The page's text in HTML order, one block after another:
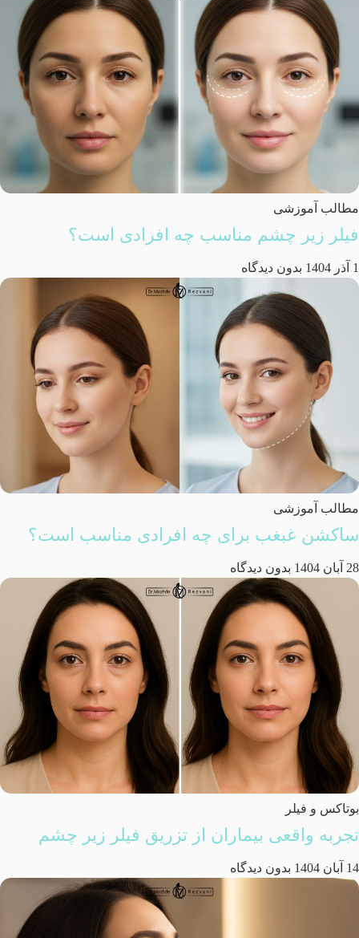
مطالب آموزشی
فیلر زیر چشم مناسب چه افرادی است؟
1 آذر 1404 بدون دیدگاه
مطالب آموزشی
ساکشن غبغب برای چه افرادی مناسب است؟
28 آبان 1404 بدون دیدگاه
بوتاکس و فیلر
تجربه واقعی بیماران از تزریق فیلر زیر چشم
14 آبان 1404 بدون دیدگاه